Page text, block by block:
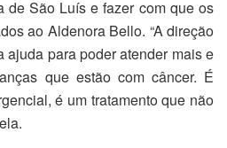
de São Luís e fazer com que os
ao Aldenora Bello. “A direção
ajuda para poder atender mais e
que estão com câncer. É
é um tratamento que não